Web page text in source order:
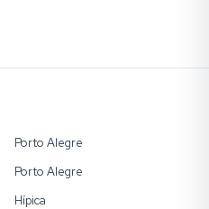
Porto Alegre
Porto Alegre
Hípica